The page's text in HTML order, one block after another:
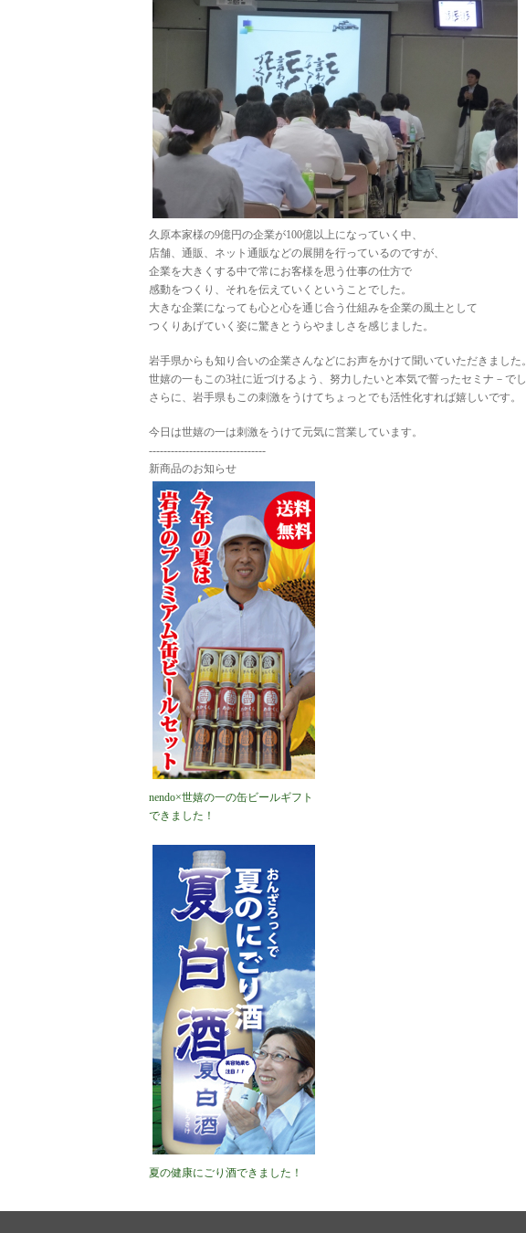
久原本家様の9億円の企業が100億以上になっていく中、
店舗、通販、ネット通販などの展開を行っているのですが、
企業を大きくする中で常にお客様を思う仕事の仕方で
感動をつくり、それを伝えていくということでした。
大きな企業になっても心と心を通じ合う仕組みを企業の風土として
つくりあげていく姿に驚きとうらやましさを感じました。
岩手県からも知り合いの企業さんなどにお声をかけて聞いていただきました。
世嬉の一もこの3社に近づけるよう、努力したいと本気で誓ったセミナ－でし
さらに、岩手県もこの刺激をうけてちょっとでも活性化すれば嬉しいです。
今日は世嬉の一は刺激をうけて元気に営業しています。
--------------------------------
新商品のお知らせ
nendo×世嬉の一の缶ビールギフト
できました！
夏の健康にごり酒できました！